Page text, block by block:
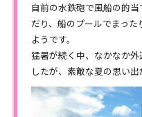
自前の水鉄砲で風船の的
だり、船のプールでまっ
ようです。
猛暑が続く中、なかなか
したが、素敵な夏の思い